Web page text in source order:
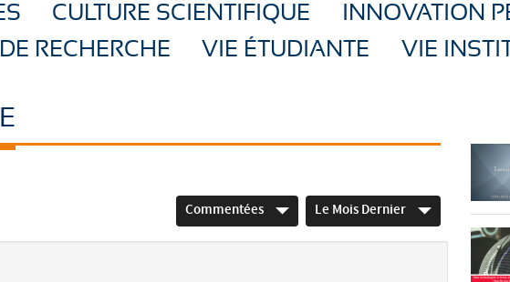
CULTURE SCIENTIFIQUE
INNOVATION
RECHERCHE
VIE ÉTUDIANTE VIE
Commentées Le Mois Dernier